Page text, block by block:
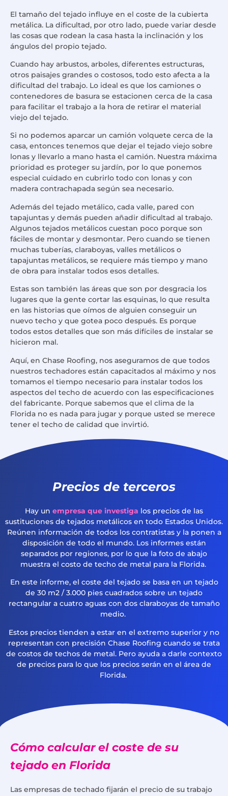
El tamaño del tejado influye en el coste de la cubierta
metálica. La dificultad, por otro lado, puede variar desde
las cosas que rodean la casa hasta la inclinación y los
ángulos del propio tejado.
Cuando hay arbustos, arboles, diferentes estructuras,
otros paisajes grandes o costosos, todo esto afecta a la
dificultad del trabajo. Lo ideal es que los camiones o
contenedores de basura se estacionen cerca de la casa
para facilitar el trabajo a la hora de retirar el material
viejo del tejado.
Si no podemos aparcar un camión volquete cerca de la
casa, entonces tenemos que dejar el tejado viejo sobre
lonas y llevarlo a mano hasta el camión. Nuestra máxima
prioridad es proteger su jardín, por lo que ponemos
especial cuidado en cubrirlo todo con lonas y con
madera contrachapada según sea necesario.
Además del tejado metálico, cada valle, pared con
tapajuntas y demás pueden añadir dificultad al trabajo.
Algunos tejados metálicos cuestan poco porque son
fáciles de montar y desmontar. Pero cuando se tienen
muchas tuberías, claraboyas, valles metálicos o
tapajuntas metálicos, se requiere más tiempo y mano
de obra para instalar todos esos detalles.
Estas son también las áreas que son por desgracia los
lugares que la gente cortar las esquinas, lo que resulta
en las historias que oímos de alguien conseguir un
nuevo techo y que gotea poco después. Es porque
todos estos detalles que son más difíciles de instalar se
hicieron mal.
Aquí, en Chase Roofing, nos aseguramos de que todos
nuestros techadores están capacitados al máximo y nos
tomamos el tiempo necesario para instalar todos los
aspectos del techo de acuerdo con las especificaciones
del fabricante. Porque sabemos que el clima de la
Florida no es nada para jugar y porque usted se merece
tener el techo de calidad que invirtió.
Precios de terceros
Hay un empresa que investiga los precios de las
sustituciones de tejados metálicos en todo Estados Unidos.
Reúnen información de todos los contratistas y la ponen a
disposición de todo el mundo. Los informes están
separados por regiones, por lo que la foto de abajo
muestra el costo de techo de metal para la Florida.
En este informe, el coste del tejado se basa en un tejado
de 30 m2 / 3.000 pies cuadrados sobre un tejado
rectangular a cuatro aguas con dos claraboyas de tamaño
medio.
Estos precios tienden a estar en el extremo superior y no
representan con precisión Chase Roofing cuando se trata
de costos de techos de metal. Pero ayuda a darle contexto
de precios para lo que los precios serán en el área de
Florida.
Cómo calcular el coste de su
tejado en Florida
Las empresas de techado fijarán el precio de su trabajo